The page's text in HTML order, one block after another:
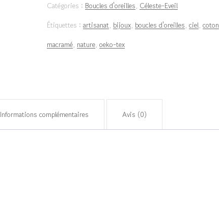
"Céleste
-
Eveil"
Sapin
&
Catégories : Boucles d'oreilles, Céleste-Eveil
Étiquettes : artisanat, bijoux, boucles d'oreilles, ciel, coton
macramé, nature, oeko-tex
Informations complémentaires Avis (0)